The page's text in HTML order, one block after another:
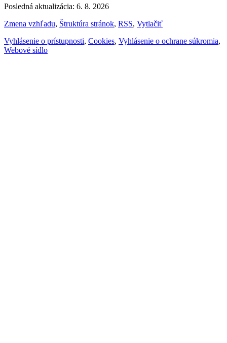
Posledná aktualizácia: 6. 8. 2026
Zmena vzhľadu, Štruktúra stránok, RSS, Vytlačiť
Vyhlásenie o prístupnosti, Cookies, Vyhlásenie o ochrane súkromia,
Webové sídlo